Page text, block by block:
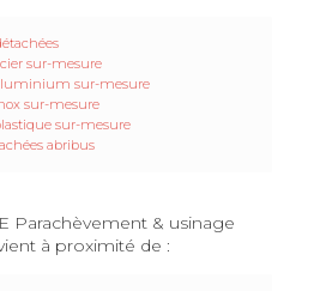
sur-mesure
sur-mesure
sur-mesure
sur-mesure
abribus
Parachèvement & usinage
à proximité de :